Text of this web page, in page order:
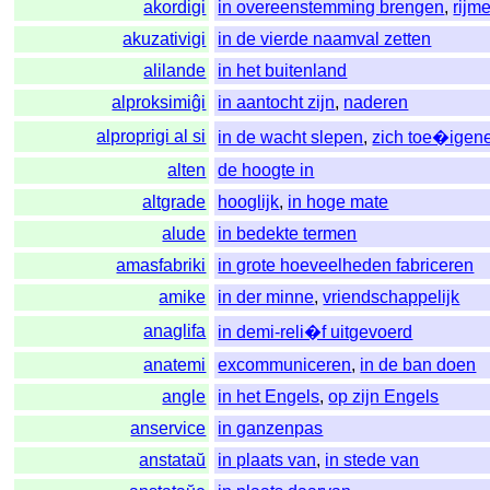
akordigi
in overeenstemming brengen,
akuzativigi
in de vierde naamval zetten
alilande
in het buitenland
alproksimiĝi
in aantocht zijn, naderen
alproprigi al si
in de wacht slepen,zich
alten
de hoogte in
altgrade
hooglijk, in hoge mate
alude
in bedekte termen
amasfabriki
in grote hoeveelheden fabriceren
amike
in der minne,vriendschappelijk
anaglifa
in demi-reli�f uitgevoerd
anatemi
excommuniceren, in de ban doen
angle
in het Engels,op zijn Engels
anservice
in ganzenpas
anstataŭ
in plaats van, in stede van